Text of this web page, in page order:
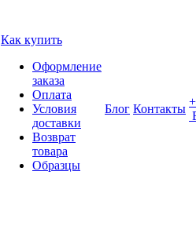
Как купить
Оформление
заказа
Оплата
Условия
доставки
Возврат
товара
Образцы
Блог Контакты
+